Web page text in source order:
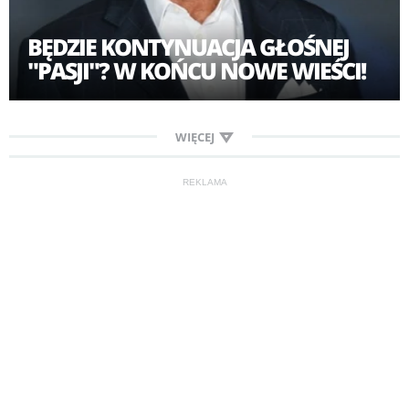
BĘDZIE KONTYNUACJA GŁOŚNEJ
"PASJI"? W KOŃCU NOWE WIEŚCI!
WIĘCEJ
REKLAMA